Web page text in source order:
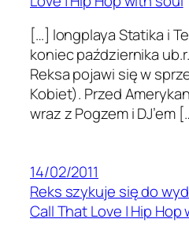
[…] long­playa Sta­tika i
koniec października
Reksa pojawi się w
Kobiet). Przed
wraz z Pogzem i DJ’em
14/02/2011
Reks szykuje się do
Call That Love | Hip Hop